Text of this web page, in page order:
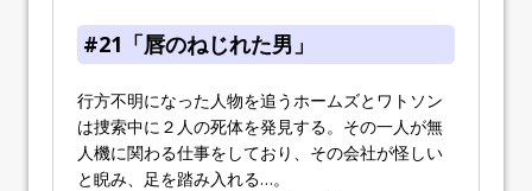
#21「唇のねじれた男」
行方不明になった人物を追うホームズとワトソン
は捜索中に２人の死体を発見する。その一人が無
人機に関わる仕事をしており、その会社が怪しい
と睨み、足を踏み入れる…。